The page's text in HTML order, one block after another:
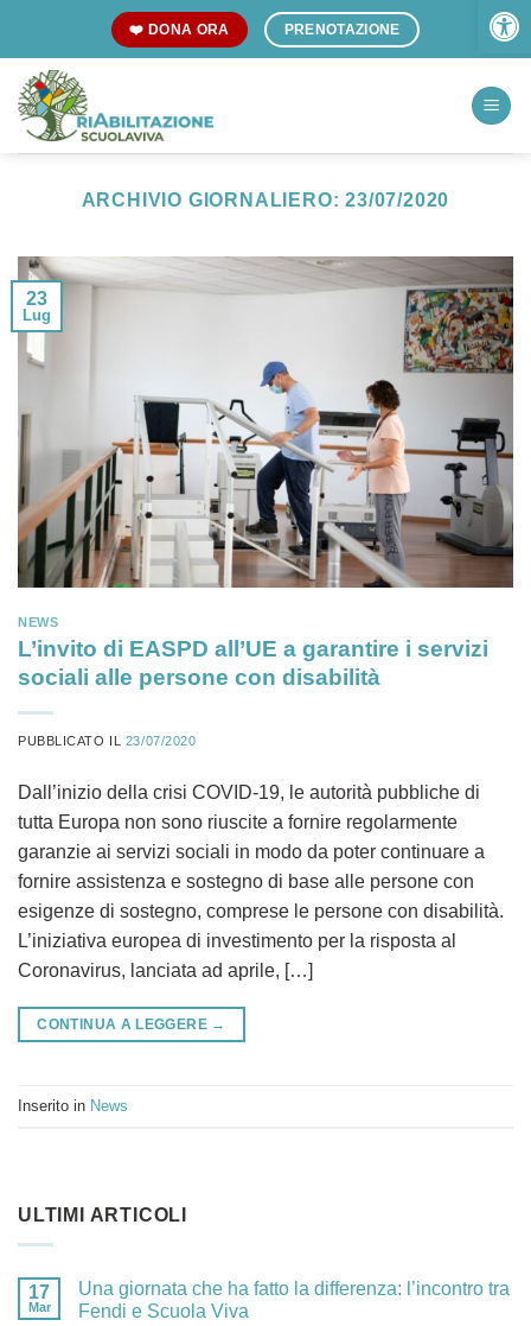
content
❤️ DONA ORA PRENOTAZIONE
ARCHIVIO GIORNALIERO:23/07/2020
23
Lug
NEWS
L’invito di EASPD all’UE a garantire i servizi
sociali alle persone con disabilità
PUBBLICATO IL 23/07/2020
Dall’inizio della crisi COVID-19, le autorità pubbliche di
tutta Europa non sono riuscite a fornire regolarmente
garanzie ai servizi sociali in modo da poter continuare a
fornire assistenza e sostegno di base alle persone con
esigenze di sostegno, comprese le persone con disabilità.
L’iniziativa europea di investimento per la risposta al
Coronavirus, lanciata ad aprile, […]
CONTINUA A LEGGERE →
Inserito in News
ULTIMI ARTICOLI
17
Mar
Una giornata che ha fatto la differenza: l’incontro tra
Fendi e Scuola Viva